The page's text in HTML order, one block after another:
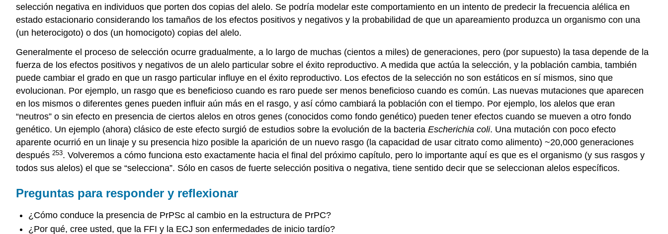
selección negativa en individuos que porten dos copias del alelo. Se podría modelar este comportamiento en un intento de predecir la frecuencia alélica en
estado estacionario considerando los tamaños de los efectos positivos y negativos y la probabilidad de que un apareamiento produzca un organismo con una
(un heterocigoto) o dos (un homocigoto) copias del alelo.
Generalmente el proceso de selección ocurre gradualmente, a lo largo de muchas (cientos a miles) de generaciones, pero (por supuesto) la tasa depende de la
fuerza de los efectos positivos y negativos de un alelo particular sobre el éxito reproductivo. A medida que actúa la selección, y la población cambia, también
puede cambiar el grado en que un rasgo particular influye en el éxito reproductivo. Los efectos de la selección no son estáticos en sí mismos, sino que
evolucionan. Por ejemplo, un rasgo que es beneficioso cuando es raro puede ser menos beneficioso cuando es común. Las nuevas mutaciones que aparecen
en los mismos o diferentes genes pueden influir aún más en el rasgo, y así cómo cambiará la población con el tiempo. Por ejemplo, los alelos que eran
“neutros” o sin efecto en presencia de ciertos alelos en otros genes (conocidos como fondo genético) pueden tener efectos cuando se mueven a otro fondo
genético. Un ejemplo (ahora) clásico de este efecto surgió de estudios sobre la evolución de la bacteria Escherichia coli. Una mutación con poco efecto
aparente ocurrió en un linaje y su presencia hizo posible la aparición de un nuevo rasgo (la capacidad de usar citrato como alimento) ~20,000 generaciones
después 253. Volveremos a cómo funciona esto exactamente hacia el final del próximo capítulo, pero lo importante aquí es que es el organismo (y sus rasgos y
todos sus alelos) el que se “selecciona”. Sólo en casos de fuerte selección positiva o negativa, tiene sentido decir que se seleccionan alelos específicos.
Preguntas para responder y reflexionar
¿Cómo conduce la presencia de PrPSc al cambio en la estructura de PrPC?
¿Por qué, cree usted, que la FFI y la ECJ son enfermedades de inicio tardío?